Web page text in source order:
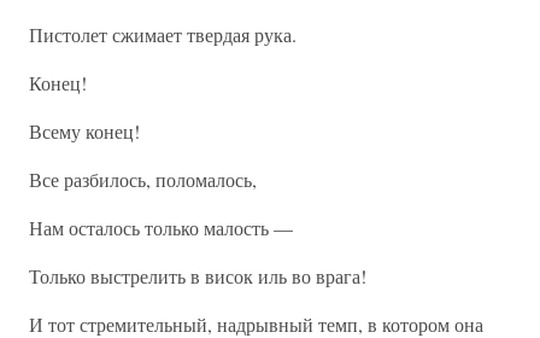
Пистолет сжимает твердая рука.
Конец!
Всему конец!
Все разбилось, поломалось,
Нам осталось только малость —
Только выстрелить в висок иль во врага!
И тот стремительный, надрывный темп, в котором она